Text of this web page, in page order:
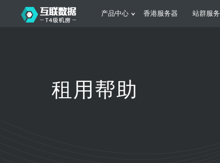
产品中心
日本服务器 新加坡服务器
香港服务器 站群服
根据不同规模的网站提供可定制化的架
构和 一站式协助租用帮助